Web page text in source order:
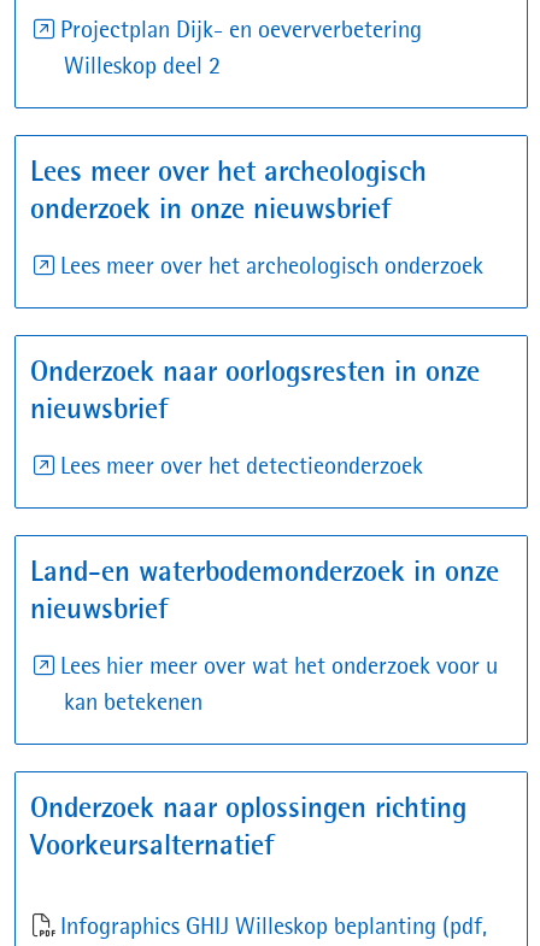
Projectplan Dijk- en oeververbetering
Willeskop deel 2
in
nieuw
venster)
Lees meer over het archeologisch
onderzoek in onze nieuwsbrief
Lees meer over het archeologisch onderzoek
in
nieuw
Onderzoek naar oorlogsresten in onze
nieuwsbrief
Lees meer over het detectieonderzoek(opent
in
nieuw
venster)
Land-en waterbodemonderzoek in onze
nieuwsbrief
Lees hier meer over wat het onderzoek voor u
kan betekenen
in
nieuw
venster)
Onderzoek naar oplossingen richting
Voorkeursalternatief
Infographics GHIJ Willeskop beplanting (pdf,